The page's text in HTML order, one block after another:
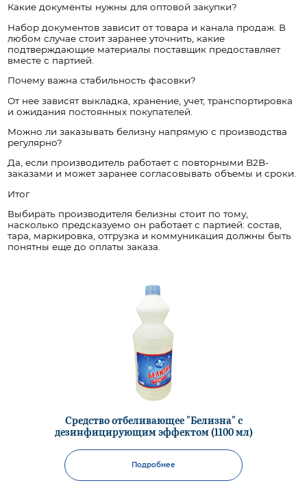
Какие документы нужны для оптовой закупки?
Набор документов зависит от товара и канала продаж. В
любом случае стоит заранее уточнить, какие
подтверждающие материалы поставщик предоставляет
вместе с партией.
Почему важна стабильность фасовки?
От нее зависят выкладка, хранение, учет, транспортировка
и ожидания постоянных покупателей.
Можно ли заказывать белизну напрямую с производства
регулярно?
Да, если производитель работает с повторными B2B-
заказами и может заранее согласовывать объемы и сроки.
Итог
Выбирать производителя белизны стоит по тому,
насколько предсказуемо он работает с партией: состав,
тара, маркировка, отгрузка и коммуникация должны быть
понятны еще до оплаты заказа.
Средство отбеливающее "Белизна" с
дезинфицирующим эффектом (1100 мл)
Подробнее